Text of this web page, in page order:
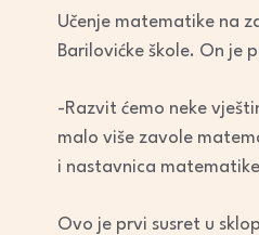
Učenje matematike na
Barilovićke škole. On je
-Razvit ćemo neke
malo više zavole
i nastavnica
Ovo je prvi susret u